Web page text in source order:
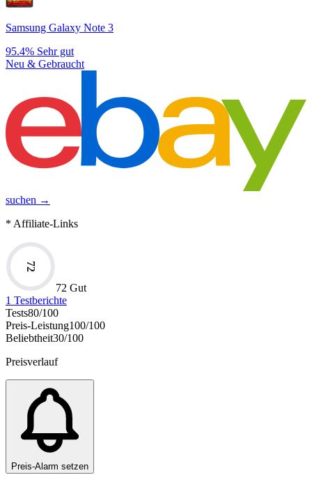
Samsung Galaxy Note 3
95.4% Sehr gut
Neu & Gebraucht
suchen →
* Affiliate-Links
72
72 Gut
1 Testberichte
Tests80/100
Preis-Leistung100/100
Beliebtheit30/100
Preisverlauf
Preis-Alarm setzen